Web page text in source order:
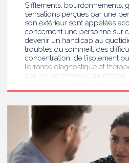
Sifflements, bourdonnements,
sensations perçues par une
son extérieur sont appelées
concernent une personne sur
devenir un handicap au
troubles du sommeil, des
concentration, de l’isolement
l’errance diagnostique et
par les personnes concernées,
bonnes pratiques pour
acouphènes chroniques
aujourd’hui ses travaux,
professionnels de santé [1]
de ces patients.